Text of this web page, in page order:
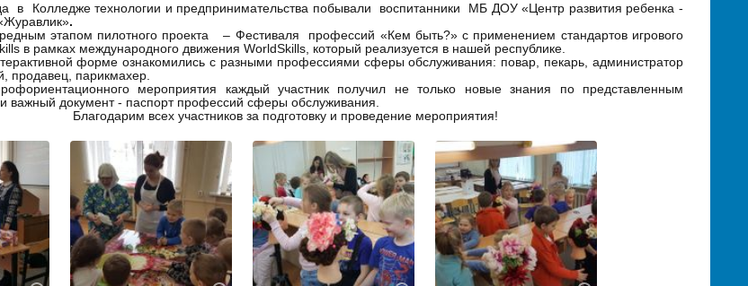
в Колледже технологии и предпринимательства побывали воспитанники МБ ДОУ «Центр развития ребенка -
.
этапом пилотного проекта – Фестиваля профессий «Кем быть?» с применением стандартов игрового
в рамках международного движения WorldSkills, который реализуется в нашей республике.
форме ознакомились с разными профессиями сферы обслуживания: повар, пекарь, администратор
продавец, парикмахер.
мероприятия каждый участник получил не только новые знания по представленным
важный документ - паспорт профессий сферы обслуживания.
Благодарим всех участников за подготовку и проведение мероприятия!